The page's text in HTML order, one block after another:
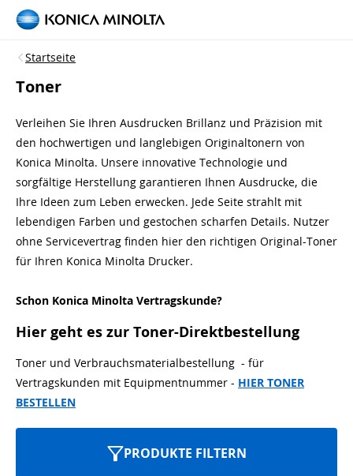
Startseite
Toner
Verleihen Sie Ihren Ausdrucken Brillanz und Präzision mit
den hochwertigen und langlebigen Originaltonern von
Konica Minolta. Unsere innovative Technologie und
sorgfältige Herstellung garantieren Ihnen Ausdrucke, die
Ihre Ideen zum Leben erwecken. Jede Seite strahlt mit
lebendigen Farben und gestochen scharfen Details. Nutzer
ohne Servicevertrag finden hier den richtigen Original-Toner
für Ihren Konica Minolta Drucker.
Schon Konica Minolta Vertragskunde?
Hier geht es zur Toner-Direktbestellung
Toner und Verbrauchsmaterialbestellung - für
Vertragskunden mit Equipmentnummer - HIER TONER
BESTELLEN
PRODUKTE FILTERN